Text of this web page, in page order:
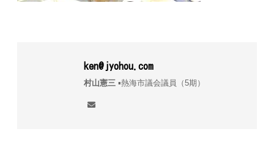
ken@jyohou.com
村山憲三▪︎熱海市議会議員（5期）